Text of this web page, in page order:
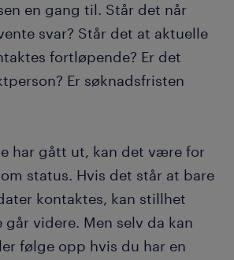
en gang til. Står det når
svar? Står det at aktuelle
fortløpende? Er det
Er søknadsfristen
har gått ut, kan det være for
status. Hvis det står at bare
kontaktes, kan stillhet
videre. Men selv da kan
følge opp hvis du har en